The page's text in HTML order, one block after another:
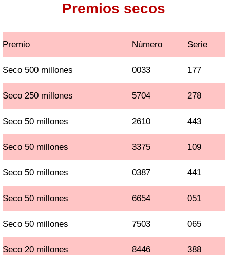
Premios secos
Premio Número Serie
Seco 500 millones 0033 177
Seco 250 millones 5704 278
Seco 50 millones 2610 443
Seco 50 millones 3375 109
Seco 50 millones 0387 441
Seco 50 millones 6654 051
Seco 50 millones 7503 065
Seco 20 millones 8446 388